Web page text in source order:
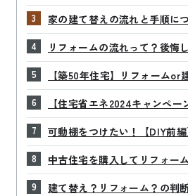
家の建て替えの流れと手順に
間、注意点は？
リフォームの流れって？後悔
め方
【築50年住宅】リフォームor
悔しないための賢い判断術
【住宅省エネ2024キャンペ
る補助金を解説
可動棚をつけたい！【DIY前編
中古住宅を購入してリフォー
どうなるの？
建て替え？リフォーム？の判